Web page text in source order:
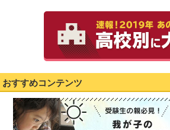
おすすめコンテンツ